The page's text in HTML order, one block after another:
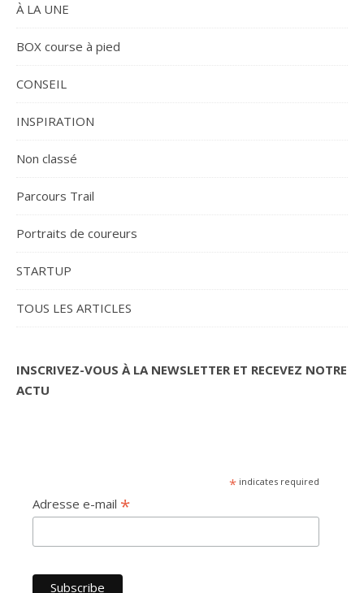
À LA UNE
BOX course à pied
CONSEIL
INSPIRATION
Non classé
Parcours Trail
Portraits de coureurs
STARTUP
TOUS LES ARTICLES
INSCRIVEZ-VOUS À LA NEWSLETTER ET RECEVEZ NOTRE
ACTU
* indicates required
Adresse e-mail *